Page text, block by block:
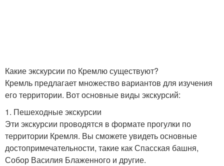
Какие экскурсии по Кремлю существуют?
Кремль предлагает множество вариантов для изучения
его территории. Вот основные виды экскурсий:
1. Пешеходные экскурсии
Эти экскурсии проводятся в формате прогулки по
территории Кремля. Вы сможете увидеть основные
достопримечательности, такие как Спасская башня,
Собор Василия Блаженного и другие.